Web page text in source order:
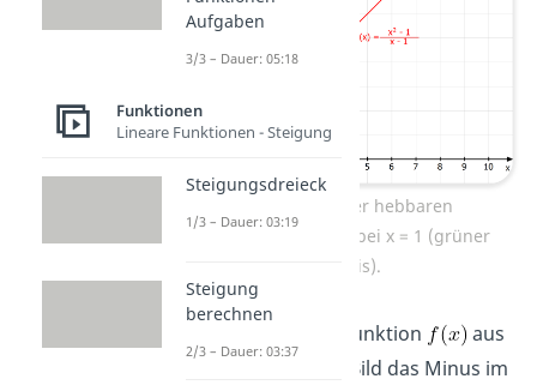
Beispiel einer hebbaren
Definitionslücke bei x = 1 (grüner
Kreis).
Wenn du in der Funktion
aus
dem vorherigen Bild das Minus im
Aufgaben
3/3 – Dauer: 05:18
Funktionen
Lineare Funktionen - Steigung
Steigungsdreieck
1/3 – Dauer: 03:19
Steigung
berechnen
2/3 – Dauer: 03:37